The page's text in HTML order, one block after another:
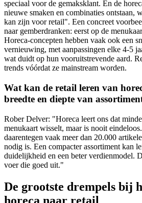
speciaal voor de gemaksklant. En de
nieuwe smaken en combinaties ontstaan,
kan zijn voor retail". Een concreet
naar gemberdranken: eerst op de
Horeca-concepten hebben vaak ook een
vernieuwing, met aanpassingen elke 4-5
wat duidt op hun vooruitstrevende aard.
trends vóórdat ze mainstream worden.
Wat kan de retail leren van
breedte en diepte van
Rober Delver: "Horeca leert ons dat
menukaart wisselt, maar is nooit
daarentegen vaak meer dan 20.000
nodig is. Een compacter assortiment kan
duidelijkheid en een beter verdienmodel.
voer die goed uit."
De grootste drempels bij
horeca naar retail